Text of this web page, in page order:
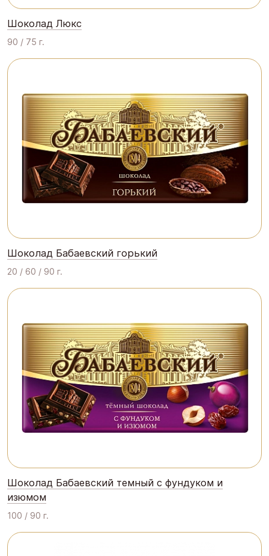
Шоколад Люкс
90 / 75 г.
Шоколад Бабаевский горький
20 / 60 / 90 г.
Шоколад Бабаевский темный с фундуком и
изюмом
100 / 90 г.